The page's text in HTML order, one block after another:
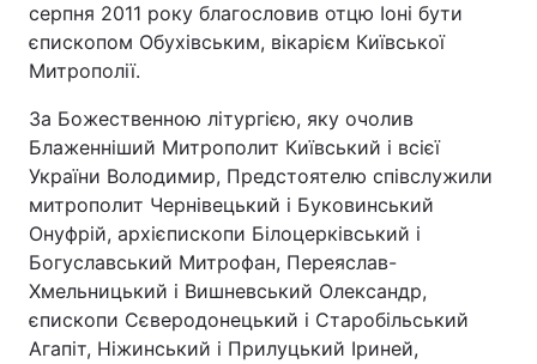
серпня 2011 року благословив отцю Іоні бути
єпископом Обухівським, вікарієм Київської
Митрополії.
За Божественною літургією, яку очолив
Блаженніший Митрополит Київський і всієї
України Володимир, Предстоятелю співслужили
митрополит Чернівецький і Буковинський
Онуфрій, архієпископи Білоцерківський і
Богуславський Митрофан, Переяслав-
Хмельницький і Вишневський Олександр,
єпископи Cєверодонецький і Старобільський
Агапіт, Ніжинський і Прилуцький Іриней,